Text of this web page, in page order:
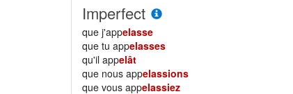
Imperfect
que j'appelasse
que tu appelasses
qu'il appelât
que nous appelassions
que vous appelassiez